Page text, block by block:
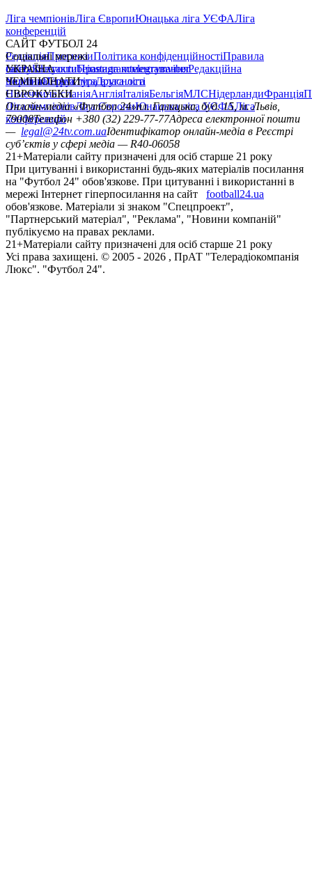
Ліга чемпіонівЛіга ЄвропиЮнацька ліга УЄФАЛіга
конференцій
САЙТ ФУТБОЛ 24
РедакціяПрогнозиПолітика конфіденційностіПравила
сайтуКонтактиПравила коментуванняРедакційна
політикаСтруктура власності
Соціальні мережі
facebookxyoutubeinstagramtelegramviber
УКРАЇНА
УкраїнаПерша лігаДруга ліга
ЧЕМПІОНАТИ
НімеччинаІспаніяАнгліяІталіяБельгіяМЛСНідерландиФранція
ЄВРОКУБКИ
Ліга чемпіонівЛіга ЄвропиЮнацька ліга УЄФАЛіга
конференцій
Онлайн-медіа «Футбол 24»пл. Галицька, буд. 15, м. Львів,
79008Телефон +380 (32) 229-77-77Адреса електронної пошти
— legal@24tv.com.uaІдентифікатор онлайн-медіа в Реєстрі
суб’єктів у сфері медіа — R40-06058
21+Матеріали сайту призначені для осіб старше 21 року
При цитуванні і використанні будь-яких матеріалів посилання
на "Футбол 24" обов'язкове. При цитуванні і використанні в
мережі Інтернет гіперпосилання на сайт
football24.ua
обов'язкове. Матеріали зі знаком "Спецпроект",
"Партнерський матеріал", "Реклама", "Новини компаній"
публікуємо на правах реклами.
21+Матеріали сайту призначені для осіб старше 21 року
Усi права захищенi. © 2005 - 2026 , ПрАТ "Телерадіокомпанія
Люкс". "Футбол 24".